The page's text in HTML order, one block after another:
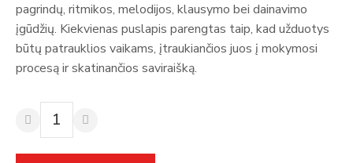
pagrindų, ritmikos, melodijos, klausymo bei dainavimo
įgūdžių. Kiekvienas puslapis parengtas taip, kad užduotys
būtų patrauklios vaikams, įtraukiančios juos į mokymosi
procesą ir skatinančios saviraišką.